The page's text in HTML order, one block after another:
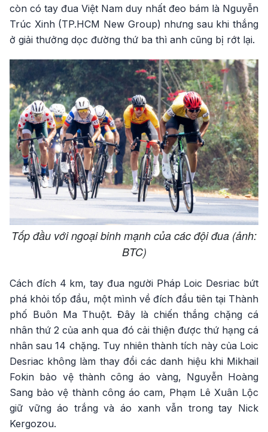
còn có tay đua Việt Nam duy nhất đeo bám là Nguyễn
Trúc Xinh (TP.HCM New Group) nhưng sau khi thắng
ở giải thưởng dọc đường thứ ba thì anh cũng bị rớt lại.
Tốp đầu với ngoại binh mạnh của các đội đua (ảnh:
BTC)
Cách đích 4 km, tay đua người Pháp Loic Desriac bứt
phá khỏi tốp đầu, một mình về đích đầu tiên tại Thành
phố Buôn Ma Thuột. Đây là chiến thắng chặng cá
nhân thứ 2 của anh qua đó cải thiện được thứ hạng cá
nhân sau 14 chặng. Tuy nhiên thành tích này của Loic
Desriac không làm thay đổi các danh hiệu khi Mikhail
Fokin bảo vệ thành công áo vàng, Nguyễn Hoàng
Sang bảo vệ thành công áo cam, Phạm Lê Xuân Lộc
giữ vững áo trắng và áo xanh vẫn trong tay Nick
Kergozou.